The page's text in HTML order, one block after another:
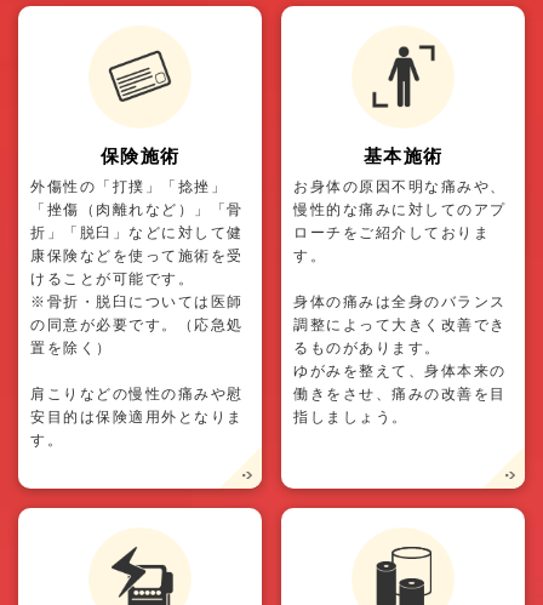
保険施術
外傷性の「打撲」「捻挫」
「挫傷（肉離れなど）」「骨
折」「脱臼」などに対して健
康保険などを使って施術を受
けることが可能です。
※骨折・脱臼については医師
の同意が必要です。（応急処
置を除く）
肩こりなどの慢性の痛みや慰
安目的は保険適用外となりま
す。
基本施術
お身体の原因不明な痛みや、
慢性的な痛みに対してのアプ
ローチをご紹介しておりま
す。
身体の痛みは全身のバランス
調整によって大きく改善でき
るものがあります。
ゆがみを整えて、身体本来の
働きをさせ、痛みの改善を目
指しましょう。